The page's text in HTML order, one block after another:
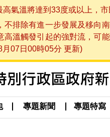
氣溫將達到33度或以上，
排除有進一步發展及移向
溫觸發引起的強對流，可
07日00時05分 更新)
專題新聞 專題特寫